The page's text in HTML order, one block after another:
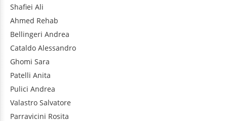
Shafiei Ali
Ahmed Rehab
Bellingeri Andrea
Cataldo Alessandro
Ghomi Sara
Patelli Anita
Pulici Andrea
Valastro Salvatore
Parravicini Rosita